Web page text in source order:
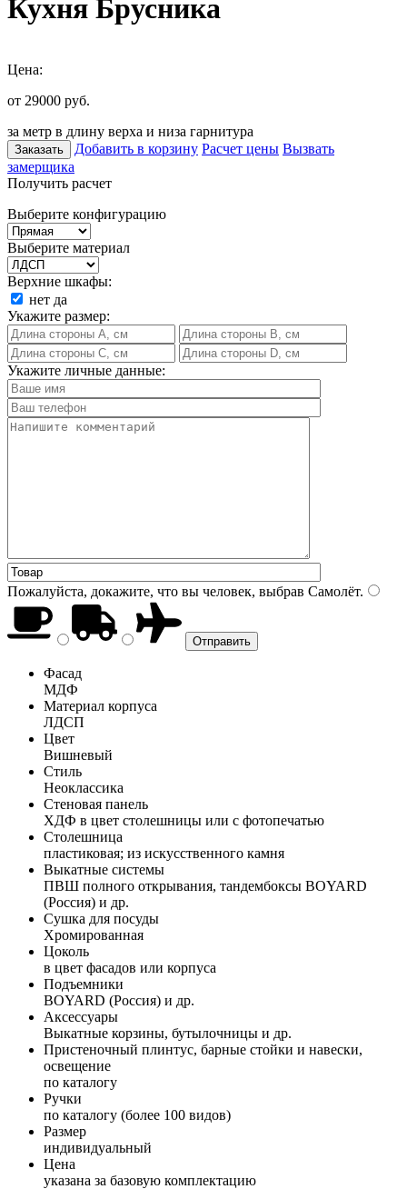
Кухня Брусника
Цена:
от 29000 руб.
за метр в длину верха и низа гарнитура
Заказать Добавить в корзину Расчет цены Вызвать
замерщика
Получить расчет
Выберите конфигурацию
Выберите материал
Верхние шкафы:
нет да
Укажите размер:
Укажите личные данные:
Пожалуйста, докажите, что вы человек, выбрав Самолёт.
Фасад
МДФ
Материал корпуса
ЛДСП
Цвет
Вишневый
Стиль
Неоклассика
Стеновая панель
ХДФ в цвет столешницы или с фотопечатью
Столешница
пластиковая; из искусственного камня
Выкатные системы
ПВШ полного открывания, тандембоксы BOYARD
(Россия) и др.
Сушка для посуды
Хромированная
Цоколь
в цвет фасадов или корпуса
Подъемники
BOYARD (Россия) и др.
Аксессуары
Выкатные корзины, бутылочницы и др.
Пристеночный плинтус, барные стойки и навески,
освещение
по каталогу
Ручки
по каталогу (более 100 видов)
Размер
индивидуальный
Цена
указана за базовую комплектацию